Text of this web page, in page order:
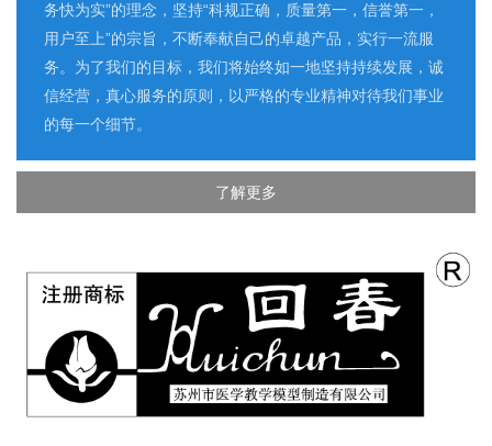
务快为实”的理念，坚持“科规正确，质量第一，信誉第一，
用户至上”的宗旨，不断奉献自己的卓越产品，实行一流服
务。为了我们的目标，我们将始终如一地坚持持续发展，诚
信经营，真心服务的原则，以严格的专业精神对待我们事业
的每一个细节。
了解更多